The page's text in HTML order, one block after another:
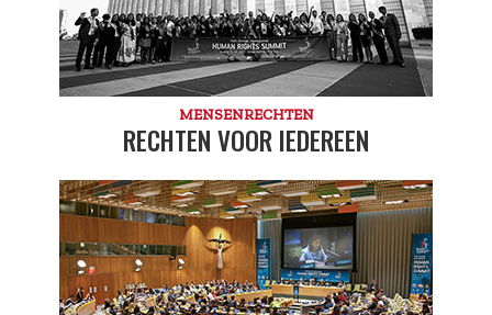
MENSENRECHTEN
RECHTEN VOOR IEDEREEN